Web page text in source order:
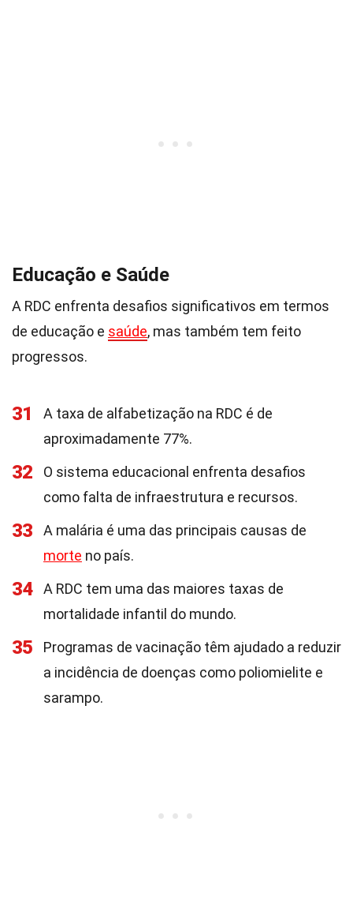
Educação e Saúde
A RDC enfrenta desafios significativos em termos
de educação e saúde, mas também tem feito
progressos.
31
A taxa de alfabetização na RDC é de
aproximadamente 77%.
32
O sistema educacional enfrenta desafios
como falta de infraestrutura e recursos.
33
A malária é uma das principais causas de
morte no país.
34
A RDC tem uma das maiores taxas de
mortalidade infantil do mundo.
35
Programas de vacinação têm ajudado a reduzir
a incidência de doenças como poliomielite e
sarampo.